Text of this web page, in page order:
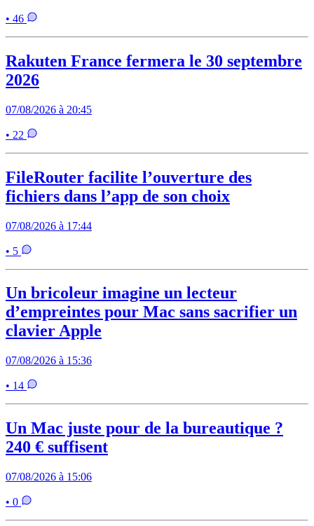
• 46
Rakuten France fermera le 30 septembre
2026
07/08/2026 à 20:45
• 22
FileRouter facilite l’ouverture des
fichiers dans l’app de son choix
07/08/2026 à 17:44
• 5
Un bricoleur imagine un lecteur
d’empreintes pour Mac sans sacrifier un
clavier Apple
07/08/2026 à 15:36
• 14
Un Mac juste pour de la bureautique ?
240 € suffisent
07/08/2026 à 15:06
• 0